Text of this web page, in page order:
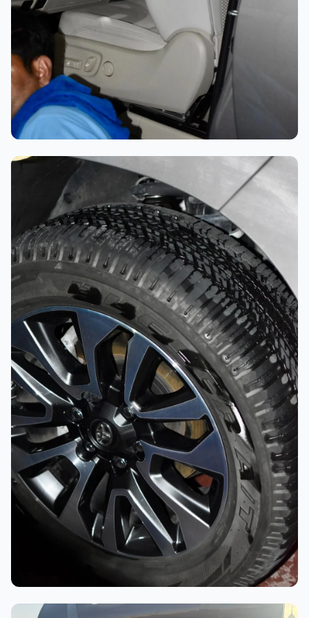
تلميع احترافي
أثناء العمل